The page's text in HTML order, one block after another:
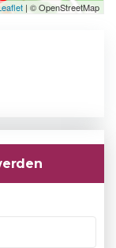
| © OpenStreetMap